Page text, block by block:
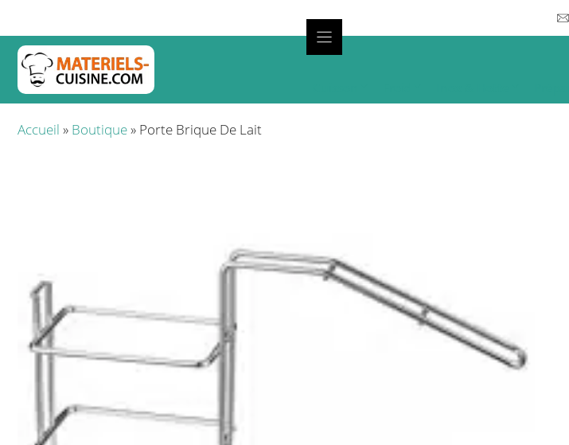
contenu
Accueil » Boutique» Porte Brique De Lait